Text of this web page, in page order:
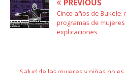
PREVIOUS
Cinco años de
programas de
explicaciones